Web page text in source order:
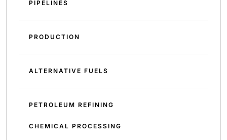
PIPELINES
PRODUCTION
ALTERNATIVE FUELS
PETROLEUM REFINING
CHEMICAL PROCESSING